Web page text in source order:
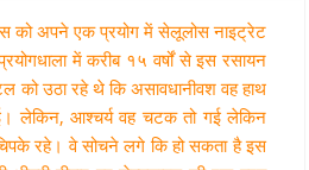
को अपने एक प्रयोग में सेलूलोस नाइट्रेट
में करीब १५ वर्षों से इस रसायन
को उठा रहे थे कि असावधानीवश वह हाथ
लेकिन, आश्चर्य वह चटक तो गई लेकिन
रहे। वे सोचने लगे कि हो सकता है इस